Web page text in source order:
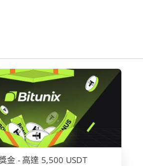
金 - 高達 5,500 USDT